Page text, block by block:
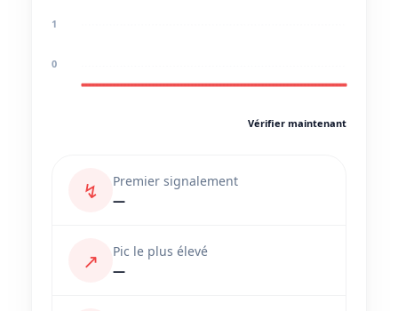
1
0
Vérifier maintenant
↯
Premier signalement
—
↗
Pic le plus élevé
—